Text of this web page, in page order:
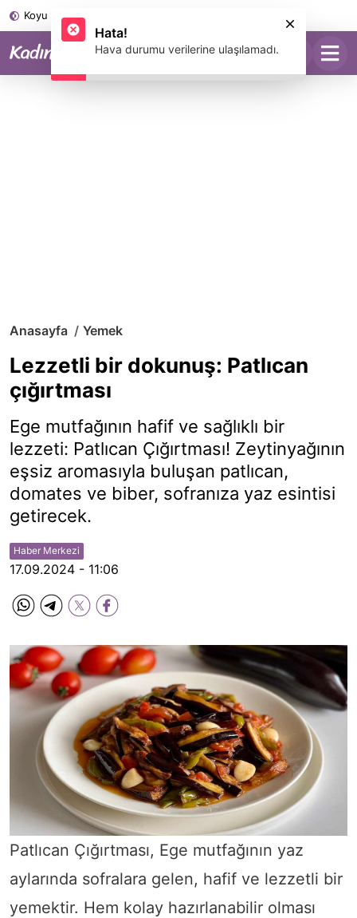
Koyu Mod
Anasayfa Yemek
Lezzetli bir dokunuş: Patlıcan
çığırtması
Ege mutfağının hafif ve sağlıklı bir
lezzeti: Patlıcan Çığırtması! Zeytinyağının
eşsiz aromasıyla buluşan patlıcan,
domates ve biber, sofranıza yaz esintisi
getirecek.
Haber Merkezi
17.09.2024 - 11:06
Patlıcan Çığırtması, Ege mutfağının yaz
aylarında sofralara gelen, hafif ve lezzetli bir
yemektir. Hem kolay hazırlanabilir olması